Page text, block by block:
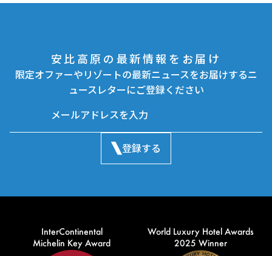
安比高原の最新情報をお届け
限定オファーやリゾートの最新ニュースをお届けするニ
ュースレターにご登録ください
登録する
InterContinental
Michelin Key Award
World Luxury Hotel Awards
2025 Winner